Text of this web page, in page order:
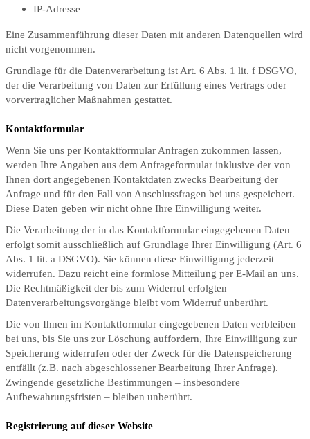
IP-Adresse
Eine Zusammenführung dieser Daten mit anderen Datenquellen wird
nicht vorgenommen.
Grundlage für die Datenverarbeitung ist Art. 6 Abs. 1 lit. f DSGVO,
der die Verarbeitung von Daten zur Erfüllung eines Vertrags oder
vorvertraglicher Maßnahmen gestattet.
Kontaktformular
Wenn Sie uns per Kontaktformular Anfragen zukommen lassen,
werden Ihre Angaben aus dem Anfrageformular inklusive der von
Ihnen dort angegebenen Kontaktdaten zwecks Bearbeitung der
Anfrage und für den Fall von Anschlussfragen bei uns gespeichert.
Diese Daten geben wir nicht ohne Ihre Einwilligung weiter.
Die Verarbeitung der in das Kontaktformular eingegebenen Daten
erfolgt somit ausschließlich auf Grundlage Ihrer Einwilligung (Art. 6
Abs. 1 lit. a DSGVO). Sie können diese Einwilligung jederzeit
widerrufen. Dazu reicht eine formlose Mitteilung per E-Mail an uns.
Die Rechtmäßigkeit der bis zum Widerruf erfolgten
Datenverarbeitungsvorgänge bleibt vom Widerruf unberührt.
Die von Ihnen im Kontaktformular eingegebenen Daten verbleiben
bei uns, bis Sie uns zur Löschung auffordern, Ihre Einwilligung zur
Speicherung widerrufen oder der Zweck für die Datenspeicherung
entfällt (z.B. nach abgeschlossener Bearbeitung Ihrer Anfrage).
Zwingende gesetzliche Bestimmungen – insbesondere
Aufbewahrungsfristen – bleiben unberührt.
Registrierung auf dieser Website